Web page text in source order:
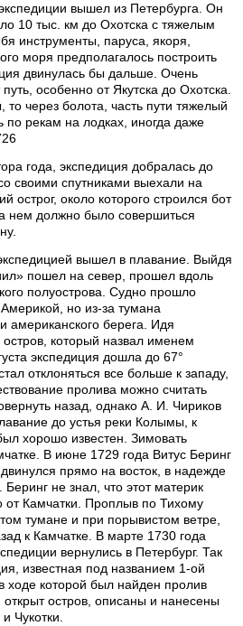
вышел из Петербурга. Он
10 тыс. км до Охотска с тяжелым
инструменты, паруса, якоря,
моря предполагалось построить
двинулась бы дальше. Очень
особенно от Якутска до Охотска.
то через болота, часть пути тяжелый
по рекам на лодках, иногда даже
года, экспедиция добралась до
своими спутниками выехали на
острог, около которого строился бот
нем должно было совершиться
вышел в плавание. Выйдя
пошел на север, прошел вдоль
полуострова. Судно прошло
но из-за тумана
американского берега. Идя
который назвал именем
экспедиция дошла до 67°
отклоняться все больше к западу,
пролива можно считать
назад, однако А. И. Чириков
до устья реки Колымы, к
хорошо известен. Зимовать
В июне 1729 года Витус Беринг
прямо на восток, в надежде
не знал, что этот материк
от Камчатки. Проплыв по Тихому
тумане и при порывистом ветре,
к Камчатке. В марте 1730 года
вернулись в Петербург. Так
известная под названием 1-ой
ходе которой был найден пролив
остров, описаны и нанесены
Чукотки.